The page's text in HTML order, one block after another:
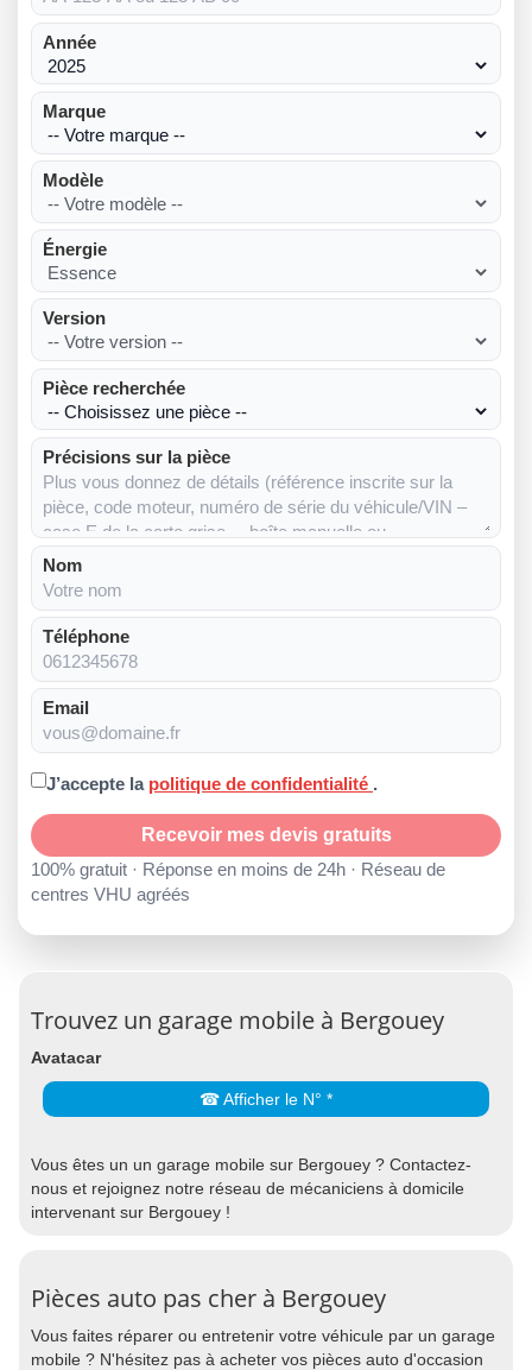
Année
Marque
Modèle
Énergie
Version
Pièce recherchée
Précisions sur la pièce
Nom
Téléphone
Email
J’accepte la politique de confidentialité .
Recevoir mes devis gratuits
100% gratuit · Réponse en moins de 24h · Réseau de
centres VHU agréés
Trouvez un garage mobile à Bergouey
Avatacar
☎ Afficher le N° *
Vous êtes un un garage mobile sur Bergouey ? Contactez-
nous et rejoignez notre réseau de mécaniciens à domicile
intervenant sur Bergouey !
Pièces auto pas cher à Bergouey
Vous faites réparer ou entretenir votre véhicule par un garage
mobile ? N'hésitez pas à acheter vos pièces auto d'occasion